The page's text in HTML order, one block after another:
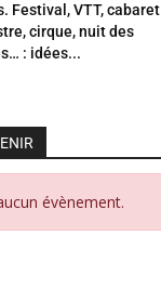
Festival, VTT, cabaret
cirque, nuit des
: idées...
évènement.